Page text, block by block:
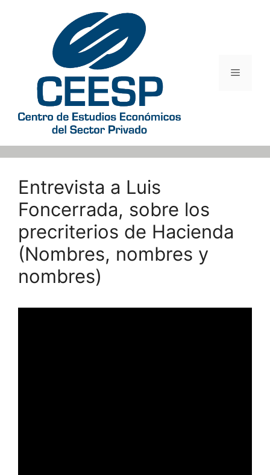
Menú
Entrevista a Luis
Foncerrada, sobre los
precriterios de Hacienda
(Nombres, nombres y
nombres)